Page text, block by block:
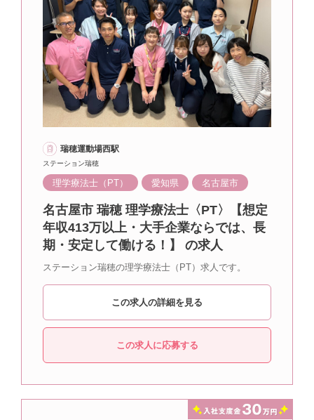
瑞穂運動場西駅
ステーション瑞穂
理学療法士（PT） 愛知県 名古屋市
名古屋市 瑞穂 理学療法士〈PT〉【想定
年収413万以上・大手企業ならでは、長
期・安定して働ける！】 の求人
ステーション瑞穂の理学療法士（PT）求人です。
この求人の詳細を見る
この求人に応募する